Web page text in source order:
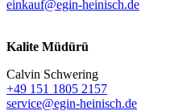
einkauf@egin-heinisch.de
Kalite Müdürü
Calvin Schwering
+49 151 1805 2157
service@egin-heinisch.de